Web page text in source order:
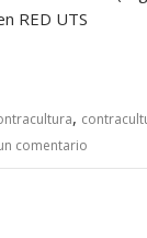
RED UTS
,
comentario